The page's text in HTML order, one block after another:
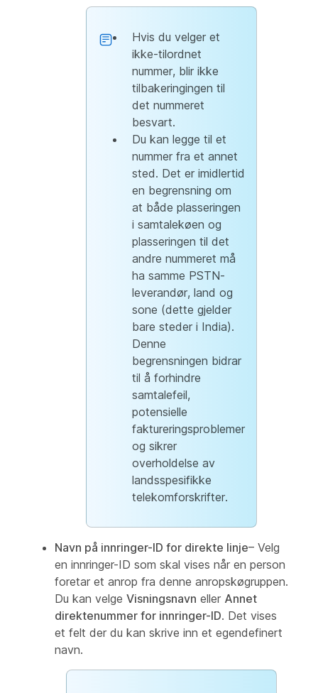
Hvis du velger et
ikke-tilordnet
nummer, blir ikke
tilbakeringingen til
det nummeret
besvart.
Du kan legge til et
nummer fra et annet
sted. Det er imidlertid
en begrensning om
at både plasseringen
i samtalekøen og
plasseringen til det
andre nummeret må
ha samme PSTN-
leverandør, land og
sone (dette gjelder
bare steder i India).
Denne
begrensningen bidrar
til å forhindre
samtalefeil,
potensielle
faktureringsproblemer
og sikrer
overholdelse av
landsspesifikke
telekomforskrifter.
Navn på innringer-ID for direkte linje– Velg
en innringer-ID som skal vises når en person
foretar et anrop fra denne anropskøgruppen.
Du kan velge Visningsnavn eller Annet
direktenummer for innringer-ID. Det vises
et felt der du kan skrive inn et egendefinert
navn.